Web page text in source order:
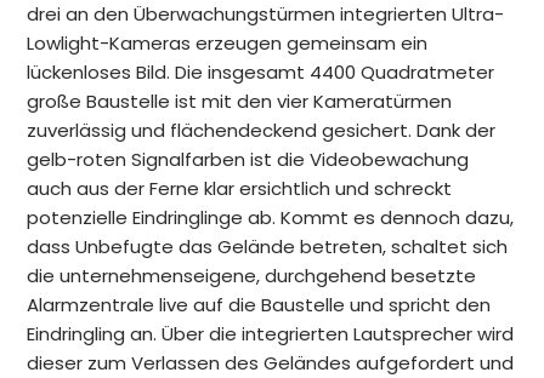
drei an den Überwachungstürmen integrierten Ultra-
Lowlight-Kameras erzeugen gemeinsam ein
lückenloses Bild. Die insgesamt 4400 Quadratmeter
große Baustelle ist mit den vier Kameratürmen
zuverlässig und flächendeckend gesichert. Dank der
gelb-roten Signalfarben ist die Videobewachung
auch aus der Ferne klar ersichtlich und schreckt
potenzielle Eindringlinge ab. Kommt es dennoch dazu,
dass Unbefugte das Gelände betreten, schaltet sich
die unternehmenseigene, durchgehend besetzte
Alarmzentrale live auf die Baustelle und spricht den
Eindringling an. Über die integrierten Lautsprecher wird
dieser zum Verlassen des Geländes aufgefordert und